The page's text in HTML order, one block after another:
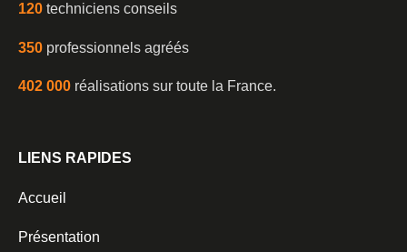
120 techniciens conseils
350 professionnels agréés
402 000 réalisations sur toute la France.
LIENS RAPIDES
Accueil
Présentation